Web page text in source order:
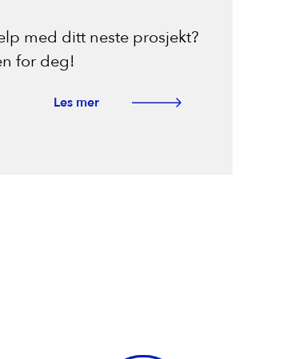
med ditt neste prosjekt?
for deg!
Les mer